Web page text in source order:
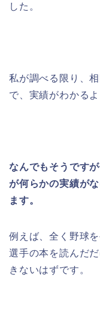
した。
私が調べる限り、
で、実績がわかる
なんでもそうです
が何らかの実績が
ます。
例えば、全く野球
選手の本を読んだ
きないはずです。